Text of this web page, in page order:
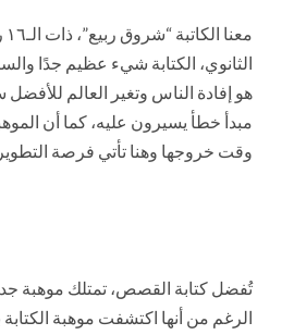
الثانوي، الكتابة شيء عظيم جدًا
هو إفادة الناس وتغير العالم
مبدأ خطأ يسيرون عليه، كما أن
وقت خروجها وهنا تأتي فرصة
تُفضل كتابة القصص، تمتلك موهبة
الرغم من أنها اكتشفت موهبة الكتابة